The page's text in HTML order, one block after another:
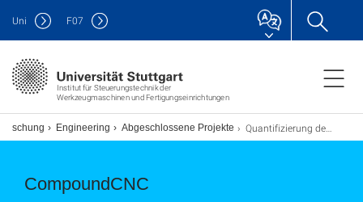
Institut für Steuerungstechnik der
Werkzeugmaschinen und Fertigungseinrichtungen
Uni F07
Engineering Abgeschlossene Projekte Quantifizierung der Verbesserung der Oberflächengenauigkeit bei einer flächenübergreifenden Interpolation auf der Steuerung für die generative Fertigung von Freiformflächenverbünden
CompoundCNC